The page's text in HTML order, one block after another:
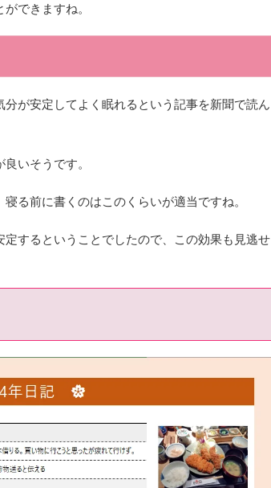
できますね。
が安定してよく眠れるという記事を新聞で読ん
いそうです。
る前に書くのはこのくらいが適当ですね。
するということでしたので、この効果も見逃せ